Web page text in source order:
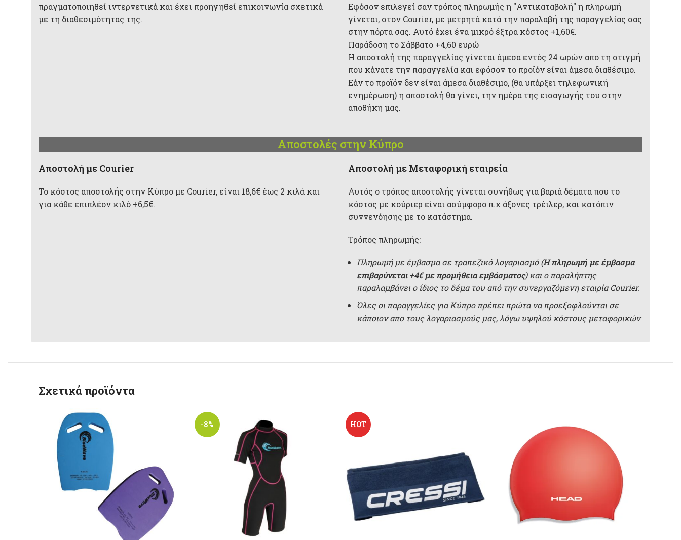
πραγματοποιηθεί ιντερνετικά και έχει προηγηθεί επικοινωνία σχετικά
με τη διαθεσιμότητας της.
Εφόσον επιλεγεί σαν τρόπος πληρωμής η "Αντικαταβολή" η πληρωμή
γίνεται, στον Courier, με μετρητά κατά την παραλαβή της παραγγελίας σας
στην πόρτα σας. Αυτό έχει ένα μικρό έξτρα κόστος +1,60€.
Παράδοση το Σάββατο +4,60 ευρώ
Η αποστολή της παραγγελίας γίνεται άμεσα εντός 24 ωρών απο τη στιγμή
που κάνατε την παραγγελία και εφόσον το προϊόν είναι άμεσα διαθέσιμο.
Εάν το προϊόν δεν είναι άμεσα διαθέσιμο, (θα υπάρξει τηλεφωνική
ενημέρωση) η αποστολή θα γίνει, την ημέρα της εισαγωγής του στην
αποθήκη μας.
Αποστολές στην Κύπρο
Aποστολή με Courier
Το κόστος αποστολής στην Κύπρο με Courier, είναι 18,6€ έως 2 κιλά και
για κάθε επιπλέον κιλό +6,5€.
Αποστολή με Μεταφορική εταιρεία
Αυτός ο τρόπος αποστολής γίνεται συνήθως για βαριά δέματα που το
κόστος με κούριερ είναι ασύμφορο π.χ άξονες τρέιλερ, και κατόπιν
συννενόησης με το κατάστημα.
Τρόπος πληρωμής:
Πληρωμή με έμβασμα σε τραπεζικό λογαριασμό (Η πληρωμή με έμβασμα
επιβαρύνεται +4€ με προμήθεια εμβάσματος) και ο παραλήπτης
παραλαμβάνει ο ίδιος το δέμα του από την συνεργαζόμενη εταιρία Courier.
Όλες οι παραγγελίες για Κύπρο πρέπει πρώτα να προεξοφλούνται σε
κάποιον απο τους λογαριασμούς μας, λόγω υψηλού κόστους μεταφορικών
Σχετικά προϊόντα
-8% HOT